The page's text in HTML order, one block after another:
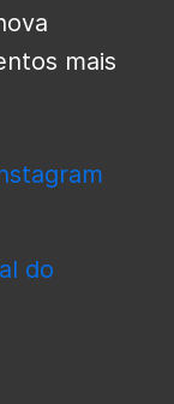
mais
do